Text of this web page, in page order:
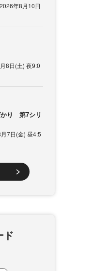
年8月10日
8日(土) 夜9:0
かり 第7シリ
7日(金) 昼4:5
ド